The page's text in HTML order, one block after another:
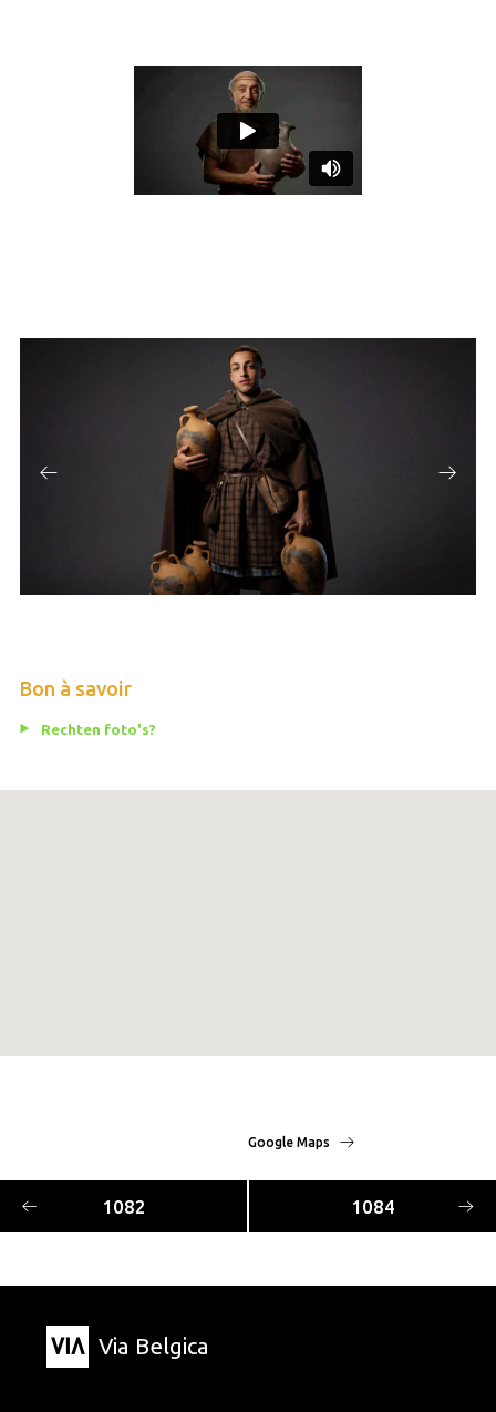
Bon à savoir
Rechten foto's?
Google Maps
1082 1084
Via Belgica